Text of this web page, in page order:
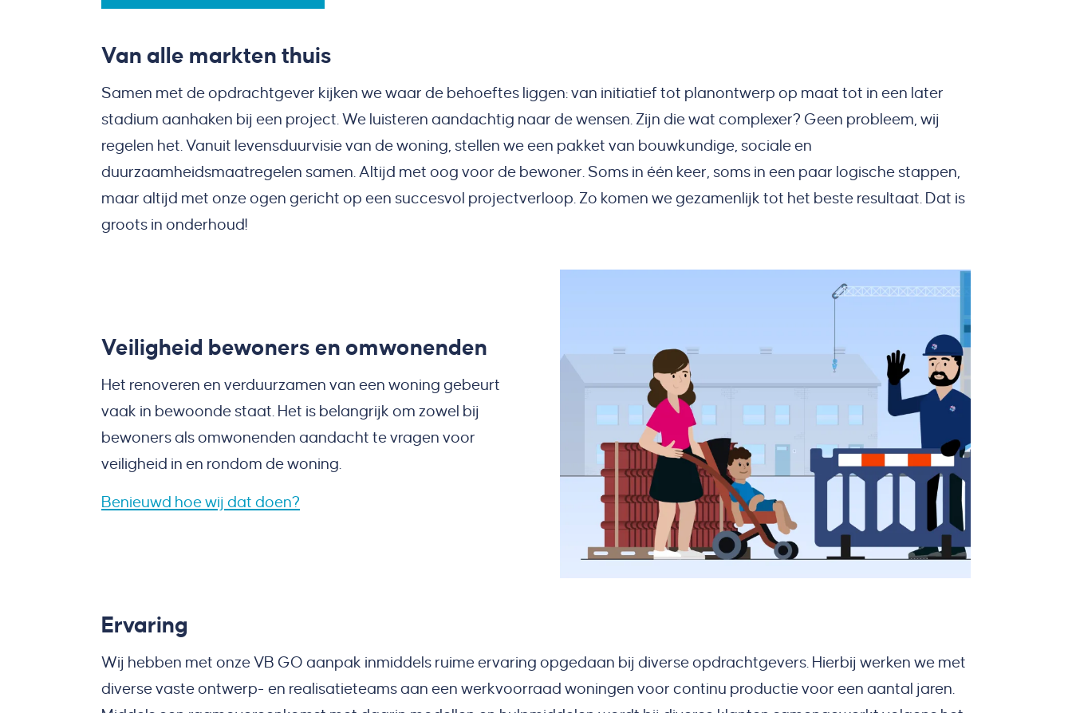
Van alle markten thuis
Samen met de opdrachtgever kijken we waar de behoeftes liggen: van initiatief tot planontwerp op maat tot in een later
stadium aanhaken bij een project. We luisteren aandachtig naar de wensen. Zijn die wat complexer? Geen probleem, wij
regelen het. Vanuit levensduurvisie van de woning, stellen we een pakket van bouwkundige, sociale en
duurzaamheidsmaatregelen samen. Altijd met oog voor de bewoner. Soms in één keer, soms in een paar logische stappen,
maar altijd met onze ogen gericht op een succesvol projectverloop. Zo komen we gezamenlijk tot het beste resultaat. Dat is
groots in onderhoud!
Veiligheid bewoners en omwonenden
Het renoveren en verduurzamen van een woning gebeurt
vaak in bewoonde staat. Het is belangrijk om zowel bij
bewoners als omwonenden aandacht te vragen voor
veiligheid in en rondom de woning.
Benieuwd hoe wij dat doen?
Ervaring
Wij hebben met onze VB GO aanpak inmiddels ruime ervaring opgedaan bij diverse opdrachtgevers. Hierbij werken we met
diverse vaste ontwerp- en realisatieteams aan een werkvoorraad woningen voor continu productie voor een aantal jaren.